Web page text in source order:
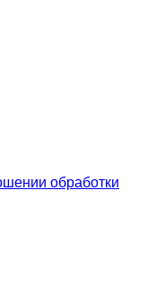
обработки